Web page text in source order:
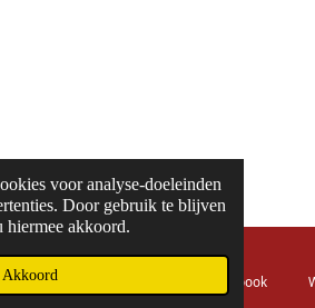
voor analyse-doeleinden
Door gebruik te blijven
hiermee akkoord.
Akkoord Facebook